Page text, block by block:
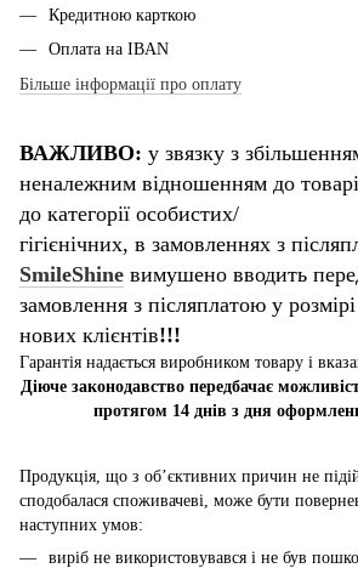
Кредитною карткою
Оплата на IBAN
Більше інформації про оплату
ВАЖЛИВО: у звязку з
неналежним відношенням до
до категорії особистих/
гігієнічних, в замовленнях з
SmileShine вимушено вводить
замовлення з післяплатою у розмірі
нових клієнтів!!!
Гарантія надається виробником товару і
Діюче законодавство передбачає
протягом 14 днів з дня
Продукція, що з об’єктивних причин не
сподобалася споживачеві, може бути
наступних умов:
виріб не використовувався і не був